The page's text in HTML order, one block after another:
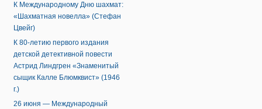
К Международному Дню шахмат:
«Шахматная новелла» (Стефан
Цвейг)
К 80-летию первого издания
детской детективной повести
Астрид Линдгрен «Знаменитый
сыщик Калле Блюмквист» (1946
г.)
26 июня — Международный